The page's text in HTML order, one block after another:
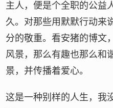
主人，便是个全职的公益
久。对那些用默默行动来
分的敬重。看安猪的博文
风景，那么有趣也那么和
景，并传播着爱心。
这是一种别样的人生，我